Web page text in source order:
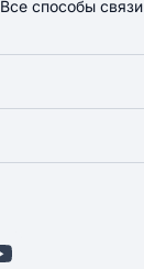
Все способы связи